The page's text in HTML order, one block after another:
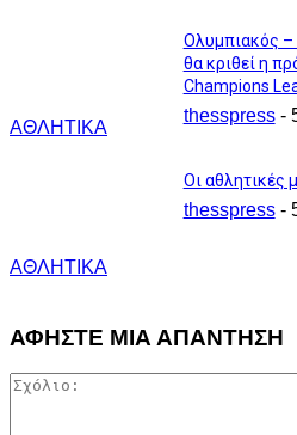
ΑΘΛΗΤΙΚΑ
Ολυμπιακός –
θα κριθεί η
Champions
thesspress -
ΑΘΛΗΤΙΚΑ
Οι αθλητικές
thesspress -
ΑΦΗΣΤΕ ΜΙΑ ΑΠΑΝΤΗΣΗ